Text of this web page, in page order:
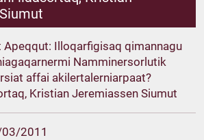
Apeqqut: Illoqarfigisaq qimannagu
Namminersorlutik
affai akilertalerniarpaat?
Kristian Jeremiassen Siumut
2011